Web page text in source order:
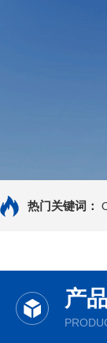
热门关键词：
产